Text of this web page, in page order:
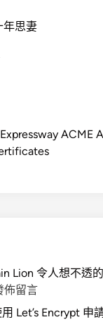
年思妻
ACME
Lion 令人想不透的
佈留言
Let’s Encrypt 申